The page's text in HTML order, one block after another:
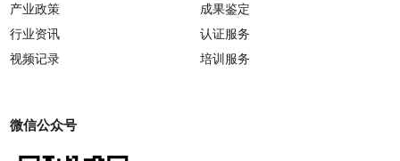
产业政策
行业资讯
视频记录
成果鉴定
认证服务
培训服务
微信公众号